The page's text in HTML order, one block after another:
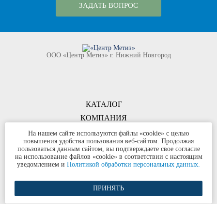
ЗАДАТЬ ВОПРОС
КОМПАНИЯ
ООО «Центр Метиз» г. Нижний Новгород
КАТАЛОГ
КОНТАКТЫ
©ООО «Центр Метиз» 2000-2026
Все права защищены
Политика конфиденциальности
Разработка сайта и продвижение
На нашем сайте используются файлы «cookie» с целью
повышения удобства пользования веб-сайтом. Продолжая
пользоваться данным сайтом, вы подтверждаете свое согласие
на использование файлов «cookie» в соответствии с настоящим
уведомлением и Политикой обработки персональных данных.
ПРИНЯТЬ